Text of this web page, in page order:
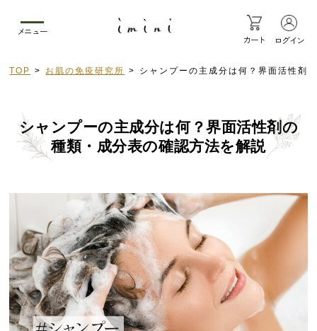
メニュー
カート ログイン
TOP お肌の免疫研究所 シャンプーの主成分は何？界面活性剤
シャンプーの主成分は何？界面活性剤の
種類・成分表の確認方法を解説